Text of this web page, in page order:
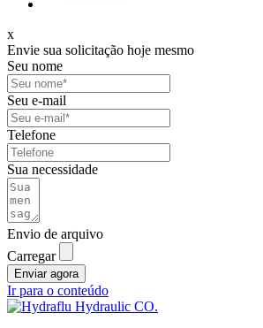
x
Envie sua solicitação hoje mesmo
Seu nome
Seu e-mail
Telefone
Sua necessidade
Envio de arquivo
Carregar
Enviar agora
Ir para o conteúdo